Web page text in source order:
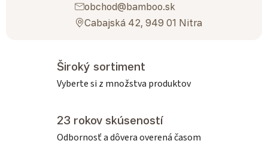
obchod@bamboo.sk
Cabajská 42, 949 01 Nitra
Široký sortiment
Vyberte si z množstva produktov
23 rokov skúseností
Odbornosť a dôvera overená časom